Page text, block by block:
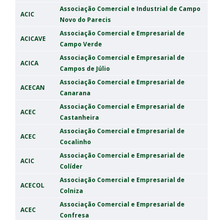
ACIC
Associação Comercial e Industrial de Campo
Novo do Parecis
ACICAVE
Associação Comercial e Empresarial de
Campo Verde
ACICA
Associação Comercial e Empresarial de
Campos de Júlio
ACECAN
Associação Comercial e Empresarial de
Canarana
ACEC
Associação Comercial e Empresarial de
Castanheira
ACEC
Associação Comercial e Empresarial de
Cocalinho
ACIC
Associação Comercial e Empresarial de
Colíder
ACECOL
Associação Comercial e Empresarial de
Colniza
ACEC
Associação Comercial e Empresarial de
Confresa